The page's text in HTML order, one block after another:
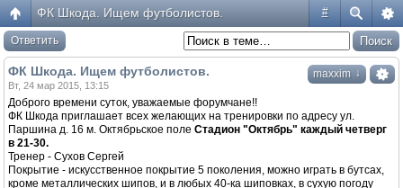
#
ФК Шкода. Ищем футболистов.
Ответить
maxxim ↓
ФК Шкода. Ищем футболистов.
Вт, 24 мар 2015, 13:15
Доброго времени суток, уважаемые форумчане!!
ФК Шкода приглашает всех желающих на тренировки по адресу ул.
Паршина д. 16 м. Октябрьское поле Cтадион "Октябрь" каждый четверг
в 21-30.
Тренер - Сухов Сергей
Покрытие - искусственное покрытие 5 поколения, можно играть в бутсах,
кроме металлических шипов, и в любых 40-ка шиповках, в сухую погоду